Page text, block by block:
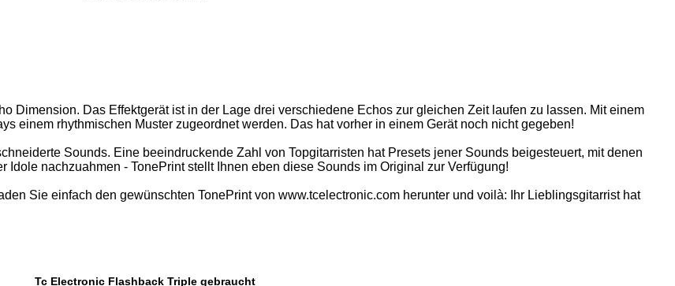
Dimension. Das Effektgerät ist in der Lage drei verschiedene Echos zur gleichen Zeit laufen zu lassen. Mit einem
einem rhythmischen Muster zugeordnet werden. Das hat vorher in einem Gerät noch nicht gegeben!
Sounds. Eine beeindruckende Zahl von Topgitarristen hat Presets jener Sounds beigesteuert, mit denen
nachzuahmen - TonePrint stellt Ihnen eben diese Sounds im Original zur Verfügung!
Sie einfach den gewünschten TonePrint von www.tcelectronic.com herunter und voilà: Ihr Lieblingsgitarrist hat
Tc Electronic Flashback Triple gebraucht